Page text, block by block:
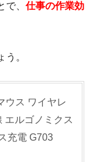
、 仕事の作業効
。
ウス ワイヤレ
エルゴノミクス
充電 G703